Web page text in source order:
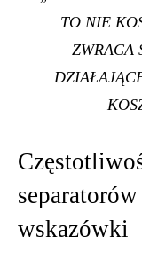
TO NIE
ZWRACA
wskazówki